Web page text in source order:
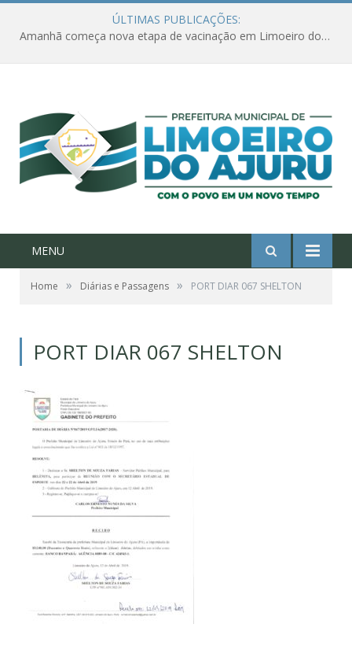
ÚLTIMAS PUBLICAÇÕES:
Amanhã começa nova etapa de vacinação em Limoeiro do Ajuru para idosos com 65 ou mais
MENU
Home » Diárias e Passagens » PORT DIAR 067 SHELTON
PORT DIAR 067 SHELTON